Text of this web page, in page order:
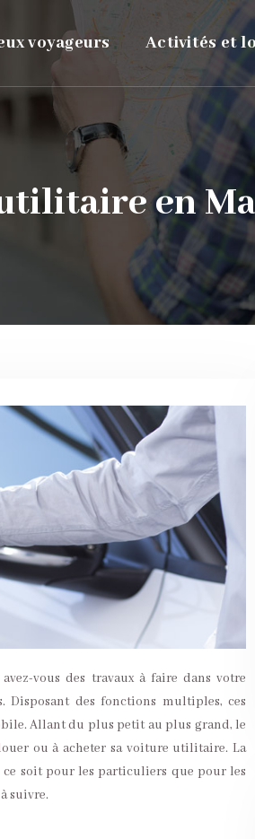
voyageurs Activités et
en
vous des travaux à faire dans votre
Disposant des fonctions multiples, ces
Allant du plus petit au plus grand, le
ou à acheter sa voiture utilitaire. La
ce soit pour les particuliers que pour les
suivre.